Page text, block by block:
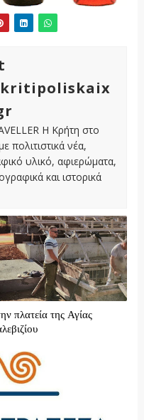
Η Κρήτη στο
πολιτιστικά νέα,
υλικό, αφιερώματα,
και ιστορικά
πλατεία της Αγίας